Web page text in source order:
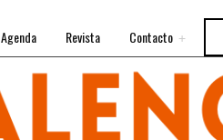
Agenda Revista Contacto